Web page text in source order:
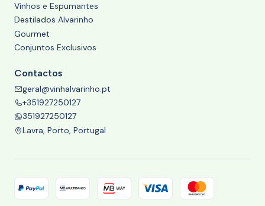
Vinhos e Espumantes
Destilados Alvarinho
Gourmet
Conjuntos Exclusivos
Contactos
geral@vinhalvarinho.pt
+351927250127
351927250127
Lavra, Porto, Portugal